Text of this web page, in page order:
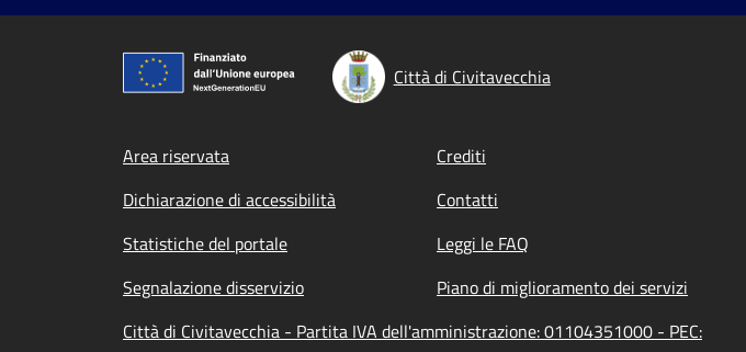
Città di Civitavecchia
Footer menu
Area riservata Crediti
Dichiarazione di accessibilità
Contatti
Statistiche del portale
Leggi le FAQ
Segnalazione disservizio
Piano di miglioramento dei servizi
Città di Civitavecchia - Partita IVA dell'amministrazione: 01104351000 - PEC: